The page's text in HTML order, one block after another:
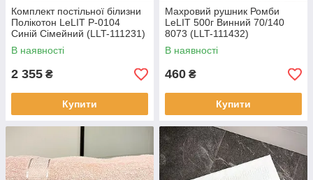
Комплект постільної білизни
Полікотон LeLIT P-0104
Синій Сімейний (LLT-111231)
В наявності
2 355 ₴
Купити
Махровий рушник Ромби
LeLIT 500г Винний 70/140
8073 (LLT-111432)
В наявності
460 ₴
Купити